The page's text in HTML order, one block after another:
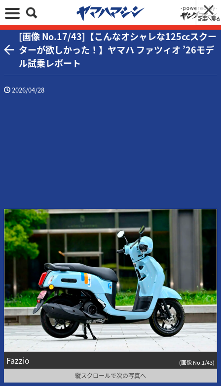
記事へ戻る
[画像 No.17/43]【こんなオシャレな125ccスクー
ターが欲しかった！】ヤマハ ファツィオ ’26モデ
ル試乗レポート
2026/04/28
Fazzio (画像 No.1/43)
縦スクロールで次の写真へ